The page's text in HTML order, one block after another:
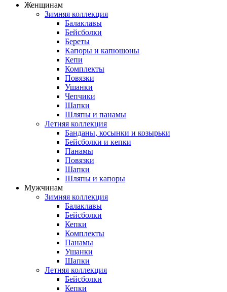
Женщинам
Зимняя коллекция
Балаклавы
Бейсболки
Береты
Капоры и капюшоны
Кепи
Комплекты
Повязки
Ушанки
Чепчики
Шапки
Шляпы и панамы
Летняя коллекция
Банданы, косынки и козырьки
Бейсболки и кепки
Панамы
Повязки
Шапки
Шляпы и капоры
Мужчинам
Зимняя коллекция
Балаклавы
Бейсболки
Кепки
Комплекты
Панамы
Ушанки
Шапки
Летняя коллекция
Бейсболки
Кепки